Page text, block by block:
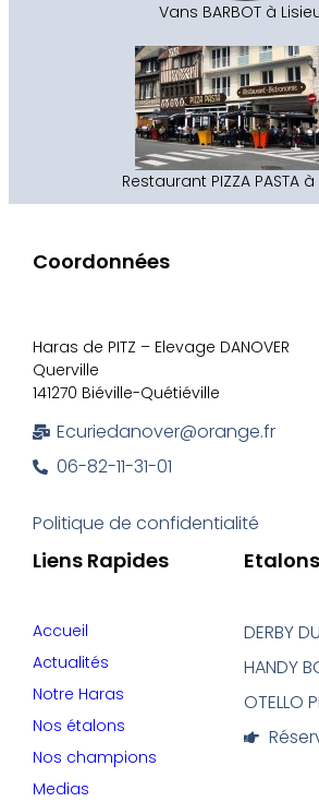
Vans BARBOT à
Restaurant PIZZA PASTA à
Etalons
DERBY
HANDY
OTELLO
Liens Rapides
Accueil
Actualités
Notre Haras
Nos étalons
Nos champions
Medias
Coordonnées
Haras de PITZ – Elevage DANOVER
Querville
141270 Biéville-Quétiéville
Ecuriedanover@orange.fr
06-82-11-31-01
Politique de confidentialité